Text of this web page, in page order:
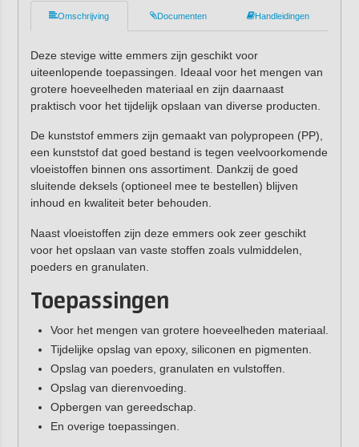
Omschrijving Documenten Handleidingen
Deze stevige witte emmers zijn geschikt voor
uiteenlopende toepassingen. Ideaal voor het mengen van
grotere hoeveelheden materiaal en zijn daarnaast
praktisch voor het tijdelijk opslaan van diverse producten.
De kunststof emmers zijn gemaakt van polypropeen (PP),
een kunststof dat goed bestand is tegen veelvoorkomende
vloeistoffen binnen ons assortiment. Dankzij de goed
sluitende deksels (optioneel mee te bestellen) blijven
inhoud en kwaliteit beter behouden.
Naast vloeistoffen zijn deze emmers ook zeer geschikt
voor het opslaan van vaste stoffen zoals vulmiddelen,
poeders en granulaten.
Toepassingen
Voor het mengen van grotere hoeveelheden materiaal.
Tijdelijke opslag van epoxy, siliconen en pigmenten.
Opslag van poeders, granulaten en vulstoffen.
Opslag van dierenvoeding.
Opbergen van gereedschap.
En overige toepassingen.